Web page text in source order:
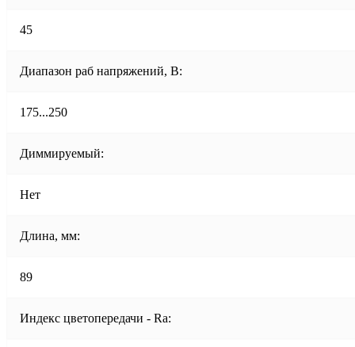
45
Диапазон раб напряжений, В:
175...250
Диммируемый:
Нет
Длина, мм:
89
Индекс цветопередачи - Ra: